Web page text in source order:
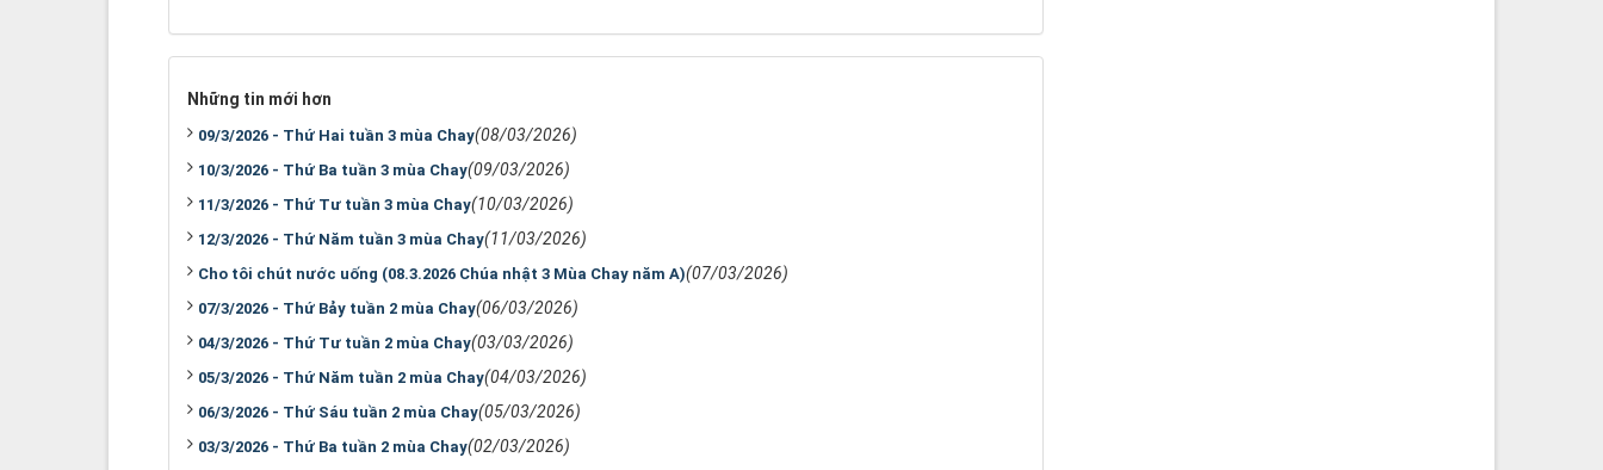
Những tin mới hơn
09/3/2026 - Thứ Hai tuần 3 mùa Chay(08/03/2026)
10/3/2026 - Thứ Ba tuần 3 mùa Chay(09/03/2026)
11/3/2026 - Thứ Tư tuần 3 mùa Chay(10/03/2026)
12/3/2026 - Thứ Năm tuần 3 mùa Chay(11/03/2026)
Cho tôi chút nước uống (08.3.2026 Chúa nhật 3 Mùa Chay năm A)(07/03/2026)
07/3/2026 - Thứ Bảy tuần 2 mùa Chay(06/03/2026)
04/3/2026 - Thứ Tư tuần 2 mùa Chay(03/03/2026)
05/3/2026 - Thứ Năm tuần 2 mùa Chay(04/03/2026)
06/3/2026 - Thứ Sáu tuần 2 mùa Chay(05/03/2026)
03/3/2026 - Thứ Ba tuần 2 mùa Chay(02/03/2026)